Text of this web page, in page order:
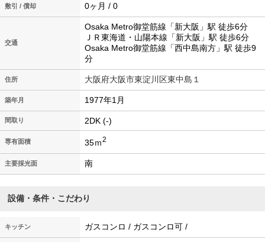
敷引 / 償却 0ヶ月 / 0
交通
Osaka Metro御堂筋線「新大阪」駅 徒歩6分
ＪＲ東海道・山陽本線「新大阪」駅 徒歩6分
Osaka Metro御堂筋線「西中島南方」駅 徒歩9
分
住所 大阪府大阪市東淀川区東中島１
築年月 1977年1月
間取り 2DK (-)
専有面積 35ｍ2
主要採光面 南
設備・条件・こだわり
キッチン ガスコンロ / ガスコンロ可 /